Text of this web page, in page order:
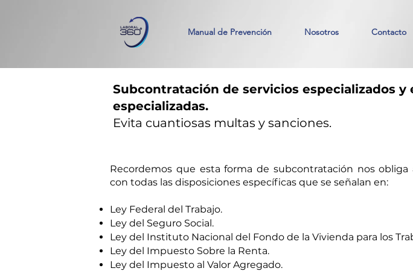
Manual de Prevención Nosotros Contacto
Subcontratación de servicios especializados y
especializadas.
Evita cuantiosas multas y sanciones.
Recordemos que esta forma de subcontratación nos obliga
con todas las disposiciones específicas que se señalan en:
Ley Federal del Trabajo.
Ley del Seguro Social.
Ley del Instituto Nacional del Fondo de la Vivienda para los
Ley del Impuesto Sobre la Renta.
Ley del Impuesto al Valor Agregado.